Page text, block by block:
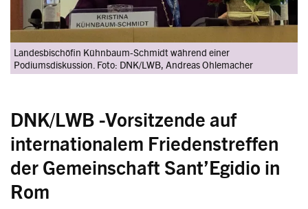
Landesbischöfin Kühnbaum-Schmidt während einer
Podiumsdiskussion. Foto: DNK/LWB, Andreas Ohlemacher
DNK/LWB -Vorsitzende auf
internationalem Friedenstreffen
der Gemeinschaft Sant’Egidio in
Rom